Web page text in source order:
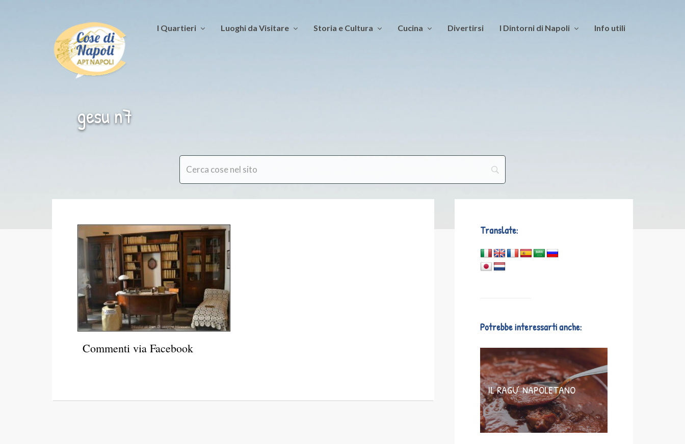
I Quartieri Luoghi da Visitare Storia e Cultura Cucina Divertirsi I Dintorni di Napoli Info utili
gesu n7
Commenti via Facebook
Translate:
Potrebbe interessarti anche:
IL RAGU’ NAPOLETANO